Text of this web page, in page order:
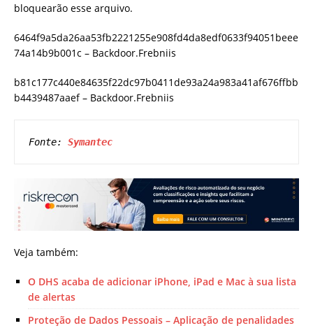
bloquearão esse arquivo.
6464f9a5da26aa53fb2221255e908fd4da8edf0633f94051beee
74a14b9b001c – Backdoor.Frebniis
b81c177c440e84635f22dc97b0411de93a24a983a41af676ffbb
b4439487aaef – Backdoor.Frebniis
Fonte: Symantec
Veja também:
O DHS acaba de adicionar iPhone, iPad e Mac à sua lista
de alertas
Proteção de Dados Pessoais – Aplicação de penalidades